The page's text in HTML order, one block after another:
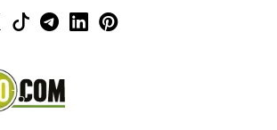
en Facebook
en Instagram
Minuto30 en X (Twitter)
Minuto30 en TikTok
Canal de Minuto30 en
Minuto30 en LinkedIn
Minuto30 en